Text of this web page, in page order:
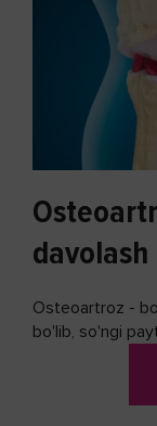
Osteoartroz -
bo'lib, so'ngi